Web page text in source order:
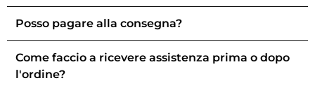
Posso pagare alla consegna?
Come faccio a ricevere assistenza prima o dopo
l'ordine?